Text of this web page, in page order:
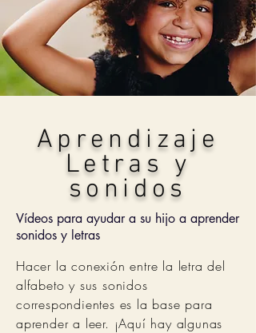
Aprendizaje
Letras y
sonidos
Vídeos para ayudar a su hijo a aprender
sonidos y letras
Hacer la conexión entre la letra del
alfabeto y sus sonidos
correspondientes es la base para
aprender a leer. ¡Aquí hay algunas